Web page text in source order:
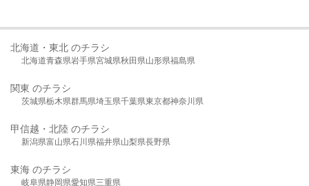
北海道・東北 のチラシ
北海道青森県岩手県宮城県秋田県山形県福島県
関東 のチラシ
茨城県栃木県群馬県埼玉県千葉県東京都神奈川県
甲信越・北陸 のチラシ
新潟県富山県石川県福井県山梨県長野県
東海 のチラシ
岐阜県静岡県愛知県三重県